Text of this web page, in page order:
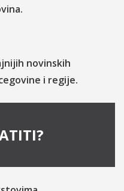
novinskih
i regije.